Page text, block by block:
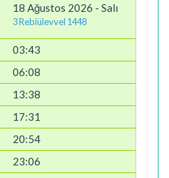
18 Ağustos 2026 - Salı
3 Rebiülevvel 1448
03:43
06:08
13:38
17:31
20:54
23:06